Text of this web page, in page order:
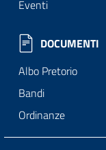
Eventi
DOCUMENTI
Albo Pretorio
Bandi
Ordinanze